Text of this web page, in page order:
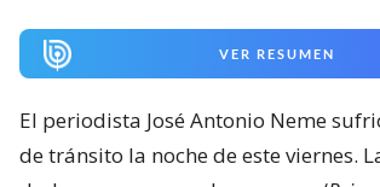
VER RESUMEN
El periodista José Antonio Neme
de tránsito la noche de este viernes.